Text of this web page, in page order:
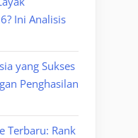
Ini Analisis
yang Sukses
Penghasilan
Terbaru: Rank